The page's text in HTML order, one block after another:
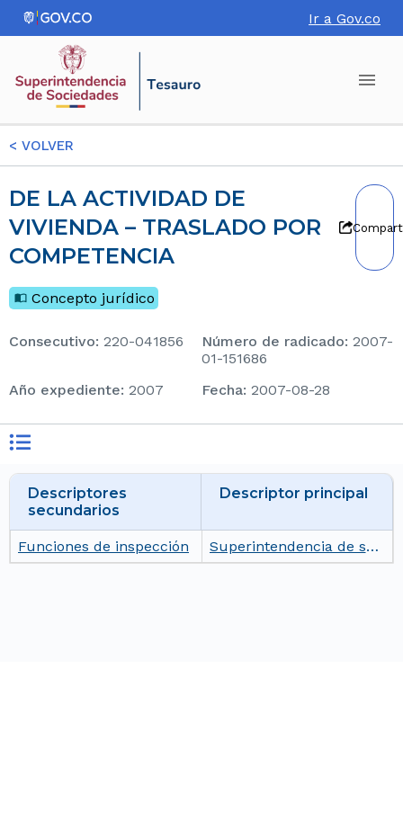
Ir a Gov.co
< VOLVER
DE LA ACTIVIDAD DE
VIVIENDA – TRASLADO POR
COMPETENCIA
Concepto jurídico
consecutivo: 220-041856 Número de radicado: 2007-
01-151686
Año expediente: 2007 Fecha: 2007-08-28
Descriptores
secundarios
Descriptor principal
Funciones de inspección Superintendencia de sociedades